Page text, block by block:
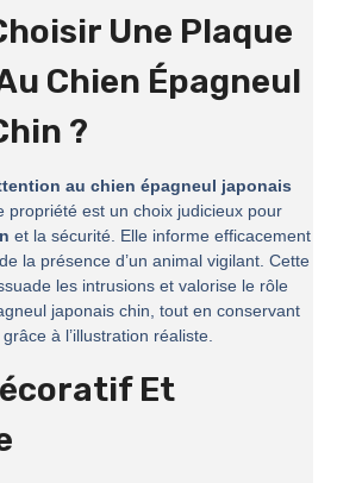
Une Plaque
Chien Épagneul
?
au chien épagneul japonais
propriété est un choix judicieux pour
et la sécurité. Elle informe efficacement
la présence d’un animal vigilant. Cette
les intrusions et valorise le rôle
japonais chin, tout en conservant
à l’illustration réaliste.
Et